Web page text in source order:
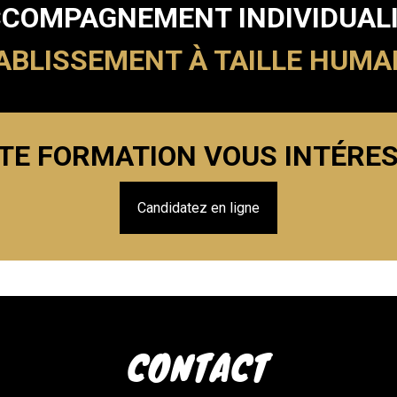
À TAILLE
FORMATION VOUS
Candidatez en ligne
CONTACT